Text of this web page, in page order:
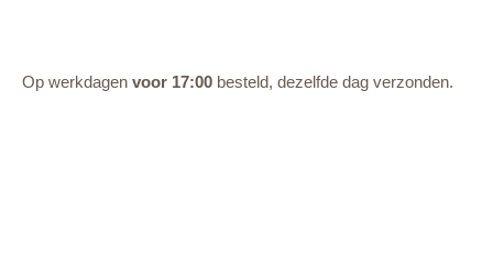
Op werkdagen voor 17:00 besteld, dezelfde dag verzonden.